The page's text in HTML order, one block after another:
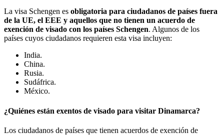
La visa Schengen es obligatoria para ciudadanos de países fuera
de la UE, el EEE y aquellos que no tienen un acuerdo de
exención de visado con los países Schengen. Algunos de los
países cuyos ciudadanos requieren esta visa incluyen:
India.
China.
Rusia.
Sudáfrica.
México.
¿Quiénes están exentos de visado para visitar Dinamarca?
Los ciudadanos de países que tienen acuerdos de exención de